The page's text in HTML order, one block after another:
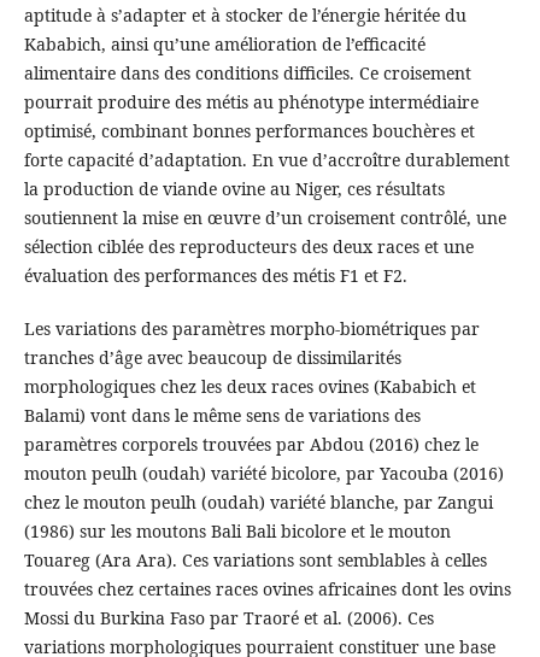
aptitude à s’adapter et à stocker de l’énergie héritée du
Kababich, ainsi qu’une amélioration de l’efficacité
alimentaire dans des conditions difficiles. Ce croisement
pourrait produire des métis au phénotype intermédiaire
optimisé, combinant bonnes performances bouchères et
forte capacité d’adaptation. En vue d’accroître durablement
la production de viande ovine au Niger, ces résultats
soutiennent la mise en œuvre d’un croisement contrôlé, une
sélection ciblée des reproducteurs des deux races et une
évaluation des performances des métis F1 et F2.
Les variations des paramètres morpho-biométriques par
tranches d’âge avec beaucoup de dissimilarités
morphologiques chez les deux races ovines (Kababich et
Balami) vont dans le même sens de variations des
paramètres corporels trouvées par Abdou (2016) chez le
mouton peulh (oudah) variété bicolore, par Yacouba (2016)
chez le mouton peulh (oudah) variété blanche, par Zangui
(1986) sur les moutons Bali Bali bicolore et le mouton
Touareg (Ara Ara). Ces variations sont semblables à celles
trouvées chez certaines races ovines africaines dont les ovins
Mossi du Burkina Faso par Traoré et al. (2006). Ces
variations morphologiques pourraient constituer une base